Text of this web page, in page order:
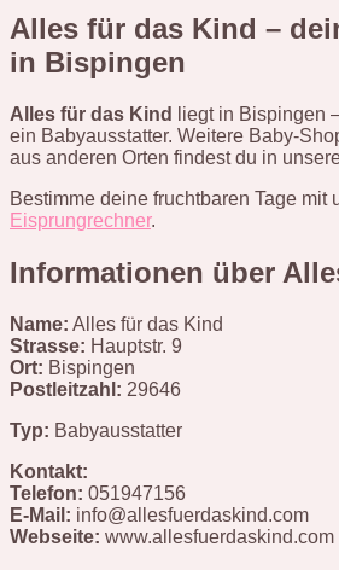
Alles für das Kind –
in Bispingen
Alles für das Kind
liegt in Bispingen
ein Babyausstatter. Weitere Baby-
aus anderen Orten findest du in
Bestimme deine fruchtbaren Tage mit
Eisprungrechner.
Informationen über
Name: Alles für das Kind
Strasse: Hauptstr. 9
Ort: Bispingen
Postleitzahl: 29646
Typ: Babyausstatter
Kontakt:
Telefon: 051947156
E-Mail: info@allesfuerdaskind.com
Webseite: www.allesfuerdaskind.com